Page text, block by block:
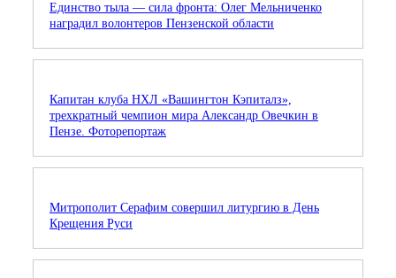
Единство тыла — сила фронта: Олег Мельниченко
наградил волонтеров Пензенской области
Капитан клуба НХЛ «Вашингтон Кэпиталз»,
трехкратный чемпион мира Александр Овечкин в
Пензе. Фоторепортаж
Митрополит Серафим совершил литургию в День
Крещения Руси